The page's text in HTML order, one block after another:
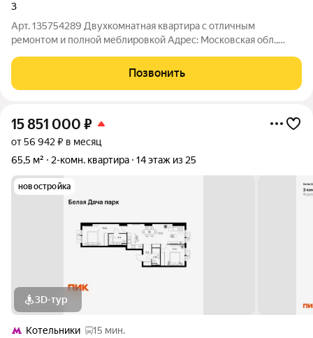
3
Арт. 135754289 Двухкомнатная квартира с отличным
ремонтом и полной меблировкой Адрес: Московская обл.,
квартиры: 53,5 м Этаж / Этажность: 8 из 17 Тип дома:
Панельный Продается 2-комнатная
Позвонить
15 851 000 ₽
от 56 942 ₽ в месяц
65,5 м²
2-комн. квартира 14 этаж из 25
новостройка
3D-тур
Котельники
15 мин.